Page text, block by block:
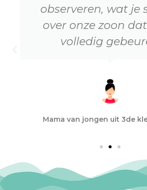
observeren, wat je
over onze zoon
volledig
Mama van jongen uit 3de